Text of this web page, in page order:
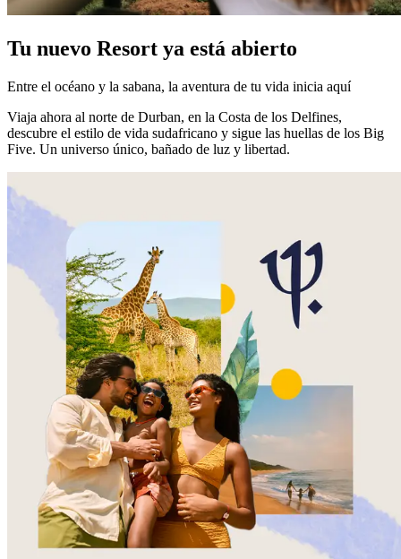
Tu nuevo Resort ya está abierto
Entre el océano y la sabana, la aventura de tu vida inicia aquí
Viaja ahora al norte de Durban, en la Costa de los Delfines,
descubre el estilo de vida sudafricano y sigue las huellas de los Big
Five. Un universo único, bañado de luz y libertad.